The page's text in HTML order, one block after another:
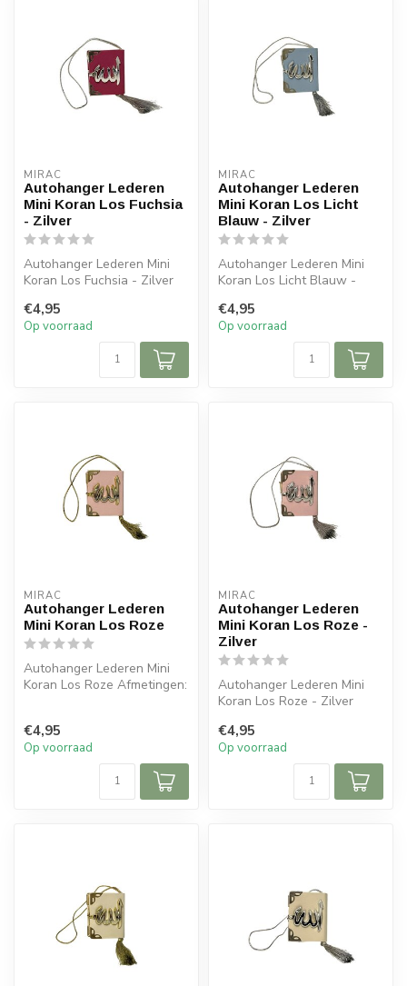
MIRAC
Autohanger Lederen
Mini Koran Los Fuchsia
- Zilver
Autohanger Lederen Mini
Koran Los Fuchsia - Zilver
€4,95
Op voorraad
MIRAC
Autohanger Lederen
Mini Koran Los Licht
Blauw - Zilver
Autohanger Lederen Mini
Koran Los Licht Blauw -
(lx...
€4,95
Op voorraad
MIRAC
Autohanger Lederen
Mini Koran Los Roze
Autohanger Lederen Mini
Koran Los Roze Afmetingen:
€4,95
Op voorraad
MIRAC
Autohanger Lederen
Mini Koran Los Roze -
Zilver
Autohanger Lederen Mini
Koran Los Roze - Zilver
€4,95
Op voorraad